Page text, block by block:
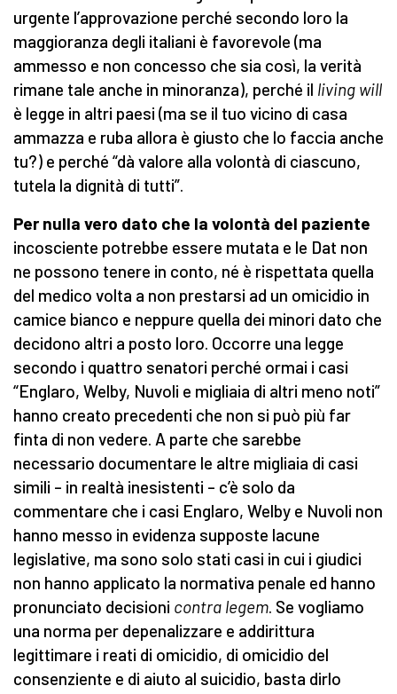
urgente l’approvazione perché secondo loro la
maggioranza degli italiani è favorevole (ma
ammesso e non concesso che sia così, la verità
rimane tale anche in minoranza), perché il living will
è legge in altri paesi (ma se il tuo vicino di casa
ammazza e ruba allora è giusto che lo faccia anche
tu?) e perché “dà valore alla volontà di ciascuno,
tutela la dignità di tutti”.
Per nulla vero dato che la volontà del paziente
incosciente potrebbe essere mutata e le Dat non
ne possono tenere in conto, né è rispettata quella
del medico volta a non prestarsi ad un omicidio in
camice bianco e neppure quella dei minori dato che
decidono altri a posto loro. Occorre una legge
secondo i quattro senatori perché ormai i casi
“Englaro, Welby, Nuvoli e migliaia di altri meno noti”
hanno creato precedenti che non si può più far
finta di non vedere. A parte che sarebbe
necessario documentare le altre migliaia di casi
simili – in realtà inesistenti – c’è solo da
commentare che i casi Englaro, Welby e Nuvoli non
hanno messo in evidenza supposte lacune
legislative, ma sono solo stati casi in cui i giudici
non hanno applicato la normativa penale ed hanno
pronunciato decisioni contra legem. Se vogliamo
una norma per depenalizzare e addirittura
legittimare i reati di omicidio, di omicidio del
consenziente e di aiuto al suicidio, basta dirlo